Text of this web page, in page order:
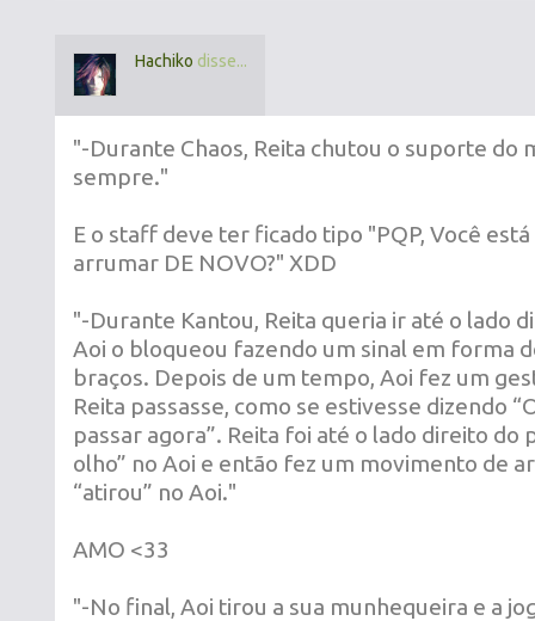
Hachiko disse...
"-Durante Chaos, Reita chutou o suporte do
sempre."
E o staff deve ter ficado tipo "PQP, Você
arrumar DE NOVO?" XDD
"-Durante Kantou, Reita queria ir até o lado
Aoi o bloqueou fazendo um sinal em forma
braços. Depois de um tempo, Aoi fez um
Reita passasse, como se estivesse dizendo
passar agora”. Reita foi até o lado direito do
olho” no Aoi e então fez um movimento de
“atirou” no Aoi."
AMO <33
"-No final, Aoi tirou a sua munhequeira e a